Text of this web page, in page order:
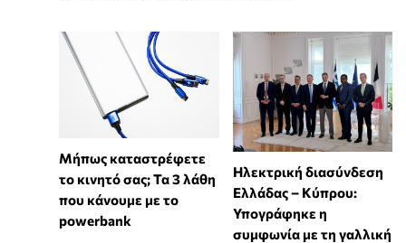
Μήπως καταστρέφετε
το κινητό σας; Τα 3 λάθη
που κάνουμε με το
powerbank
Ηλεκτρική διασύνδεση
Ελλάδας – Κύπρου:
Υπογράφηκε η
συμφωνία με τη γαλλική